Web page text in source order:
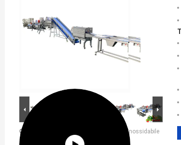
Grande immagine :
304 Ozone in acciaio inossidabile
2000 kg/h Lavatrice di frutta e verdura